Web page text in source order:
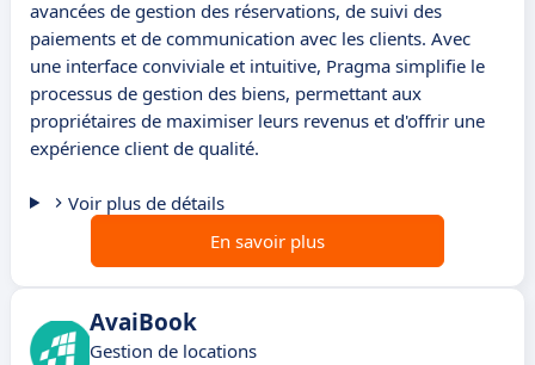
avancées de gestion des réservations, de suivi des
paiements et de communication avec les clients. Avec
une interface conviviale et intuitive, Pragma simplifie le
processus de gestion des biens, permettant aux
propriétaires de maximiser leurs revenus et d'offrir une
expérience client de qualité.
Voir plus de détails
En savoir plus
AvaiBook
Gestion de locations